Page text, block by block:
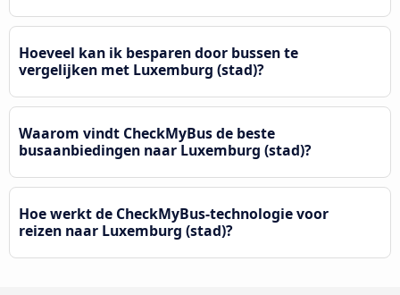
Hoeveel kan ik besparen door bussen te
vergelijken met Luxemburg (stad)?
Waarom vindt CheckMyBus de beste
busaanbiedingen naar Luxemburg (stad)?
Hoe werkt de CheckMyBus-technologie voor
reizen naar Luxemburg (stad)?